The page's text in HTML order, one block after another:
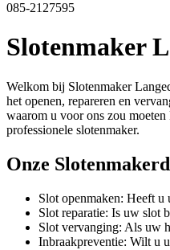
085-2127595
Slotenmaker
Welkom bij Slotenmaker
het openen, repareren en
waarom u voor ons zou
professionele slotenmaker.
Onze
Slot openmaken: Heeft u
Slot reparatie: Is uw slot
Slot vervanging: Als uw
Inbraakpreventie: Wilt u